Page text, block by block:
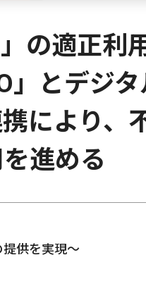
の適正利
」とデジ
により、
進める
供を実現～